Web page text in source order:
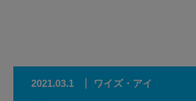
2021.03.1 ワイズ・アイ